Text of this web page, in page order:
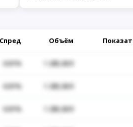
Спред Объём
0.01% 1 285,06 $
0.01% 1 285,06 $
0.01% 1 285,06 $